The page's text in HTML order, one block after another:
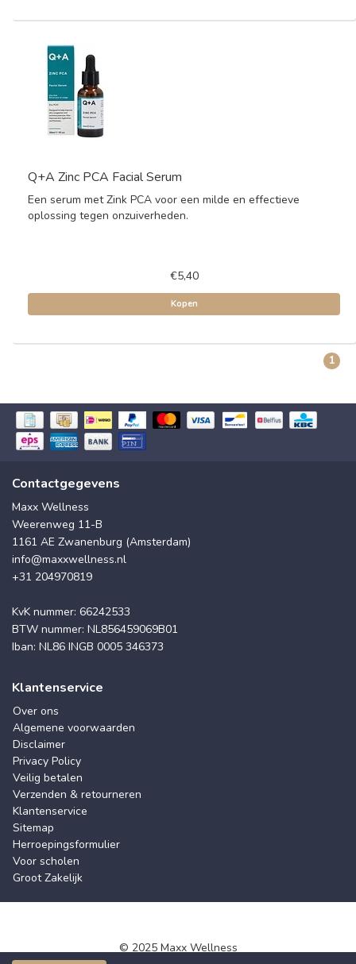
Q+A Zinc PCA Facial Serum
Een serum met Zink PCA voor een milde en effectieve
oplossing tegen onzuiverheden.
€5,40
Kopen
1
Contactgegevens
Maxx Wellness
Weerenweg 11-B
1161 AE Zwanenburg (Amsterdam)
info@maxxwellness.nl
+31 204970819
KvK nummer: 66242533
BTW nummer: NL856459069B01
Iban: NL86 INGB 0005 346373
Klantenservice
Over ons
Algemene voorwaarden
Disclaimer
Privacy Policy
Veilig betalen
Verzenden & retourneren
Klantenservice
Sitemap
Herroepingsformulier
Voor scholen
Groot Zakelijk
© 2025 Maxx Wellness